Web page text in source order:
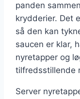
panden
krydderier. Det
så den kan
saucen er klar,
nyretapper og
tilfredsstillende
Server